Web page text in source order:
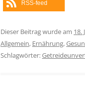
RSS-feed
Dieser Beitrag wurde am 18.
Allgemein, Ernährung,
Schlagwörter: